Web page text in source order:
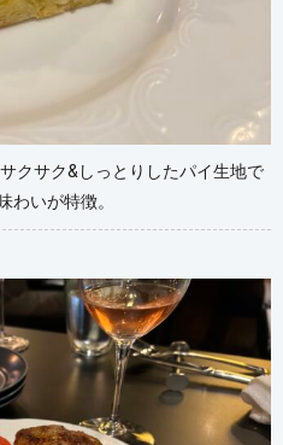
クサク&しっとりしたパイ生地で
わいが特徴。